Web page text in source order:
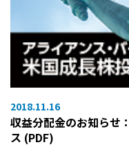
2018.11.16
収益分配金のお知らせ
ス (PDF)